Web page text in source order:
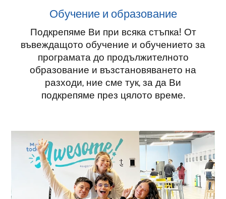
Обучение и образование
Подкрепяме Ви при всяка стъпка! От
въвеждащото обучение и обучението за
програмата до продължителното
образование и възстановяването на
разходи, ние сме тук, за да Ви
подкрепяме през цялото време.